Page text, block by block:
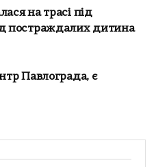
на трасі під
постраждалих дитина
Павлограда, є